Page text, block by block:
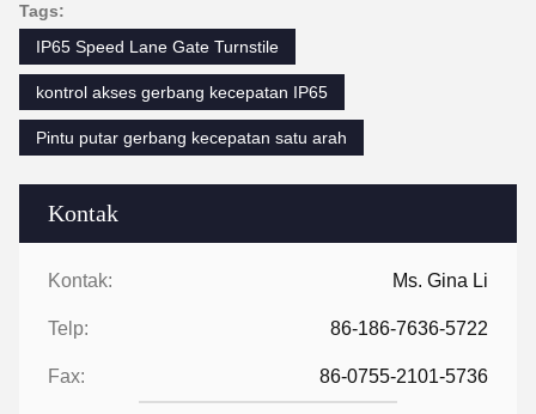
Kontak
Kontak: Ms. Gina Li
Telp: 86-186-7636-5722
Fax: 86-0755-2101-5736
Tags:
IP65 Speed ​​​​Lane Gate Turnstile
kontrol akses gerbang kecepatan IP65
Pintu putar gerbang kecepatan satu arah